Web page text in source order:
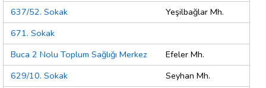
637/52. Sokak
Yeşilbağlar Mh.
671. Sokak
Buca 2 Nolu Toplum Sağlığı Merkez
Efeler Mh.
629/10. Sokak
Seyhan Mh.